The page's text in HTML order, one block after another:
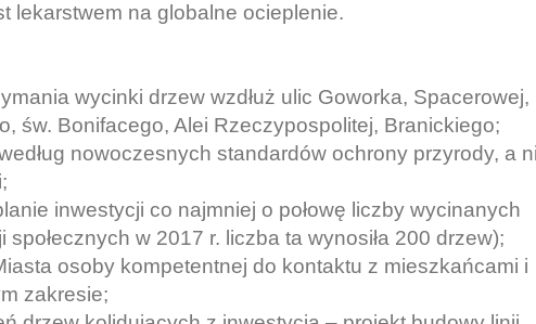
lekarstwem na globalne ocieplenie.
wycinki drzew wzdłuż ulic Goworka, Spacerowej,
św. Bonifacego, Alei Rzeczypospolitej, Branickiego;
nowoczesnych standardów ochrony przyrody, a
inwestycji co najmniej o połowę liczby wycinanych
w 2017 r. liczba ta wynosiła 200 drzew);
osoby kompetentnej do kontaktu z mieszkańcami i
zakresie;